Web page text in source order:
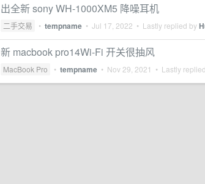
出全新 sony WH-1000XM5 降噪耳机
二手交易 • tempname • Jul 17, 2022 • Lastly replied by
新 macbook pro14Wi-Fi 开关很抽风
MacBook Pro • tempname • Nov 29, 2021 • Lastly